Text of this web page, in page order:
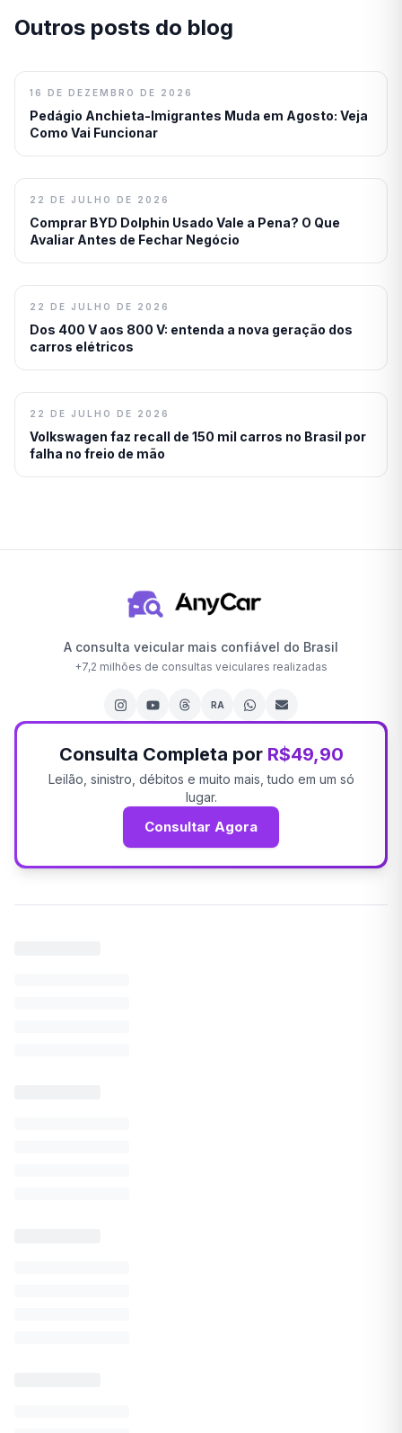
Outros posts do blog
16 DE DEZEMBRO DE 2026
Pedágio Anchieta-Imigrantes Muda em Agosto: Veja
Como Vai Funcionar
22 DE JULHO DE 2026
Comprar BYD Dolphin Usado Vale a Pena? O Que
Avaliar Antes de Fechar Negócio
22 DE JULHO DE 2026
Dos 400 V aos 800 V: entenda a nova geração dos
carros elétricos
22 DE JULHO DE 2026
Volkswagen faz recall de 150 mil carros no Brasil por
falha no freio de mão
A consulta veicular mais confiável do Brasil
+7,2 milhões de consultas veiculares realizadas
RA
Consulta Completa por R$49,90
Leilão, sinistro, débitos e muito mais, tudo em um só
lugar.
Consultar Agora